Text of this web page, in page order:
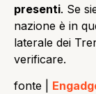
presenti. Se
nazione è in
laterale dei
verificare.
fonte |